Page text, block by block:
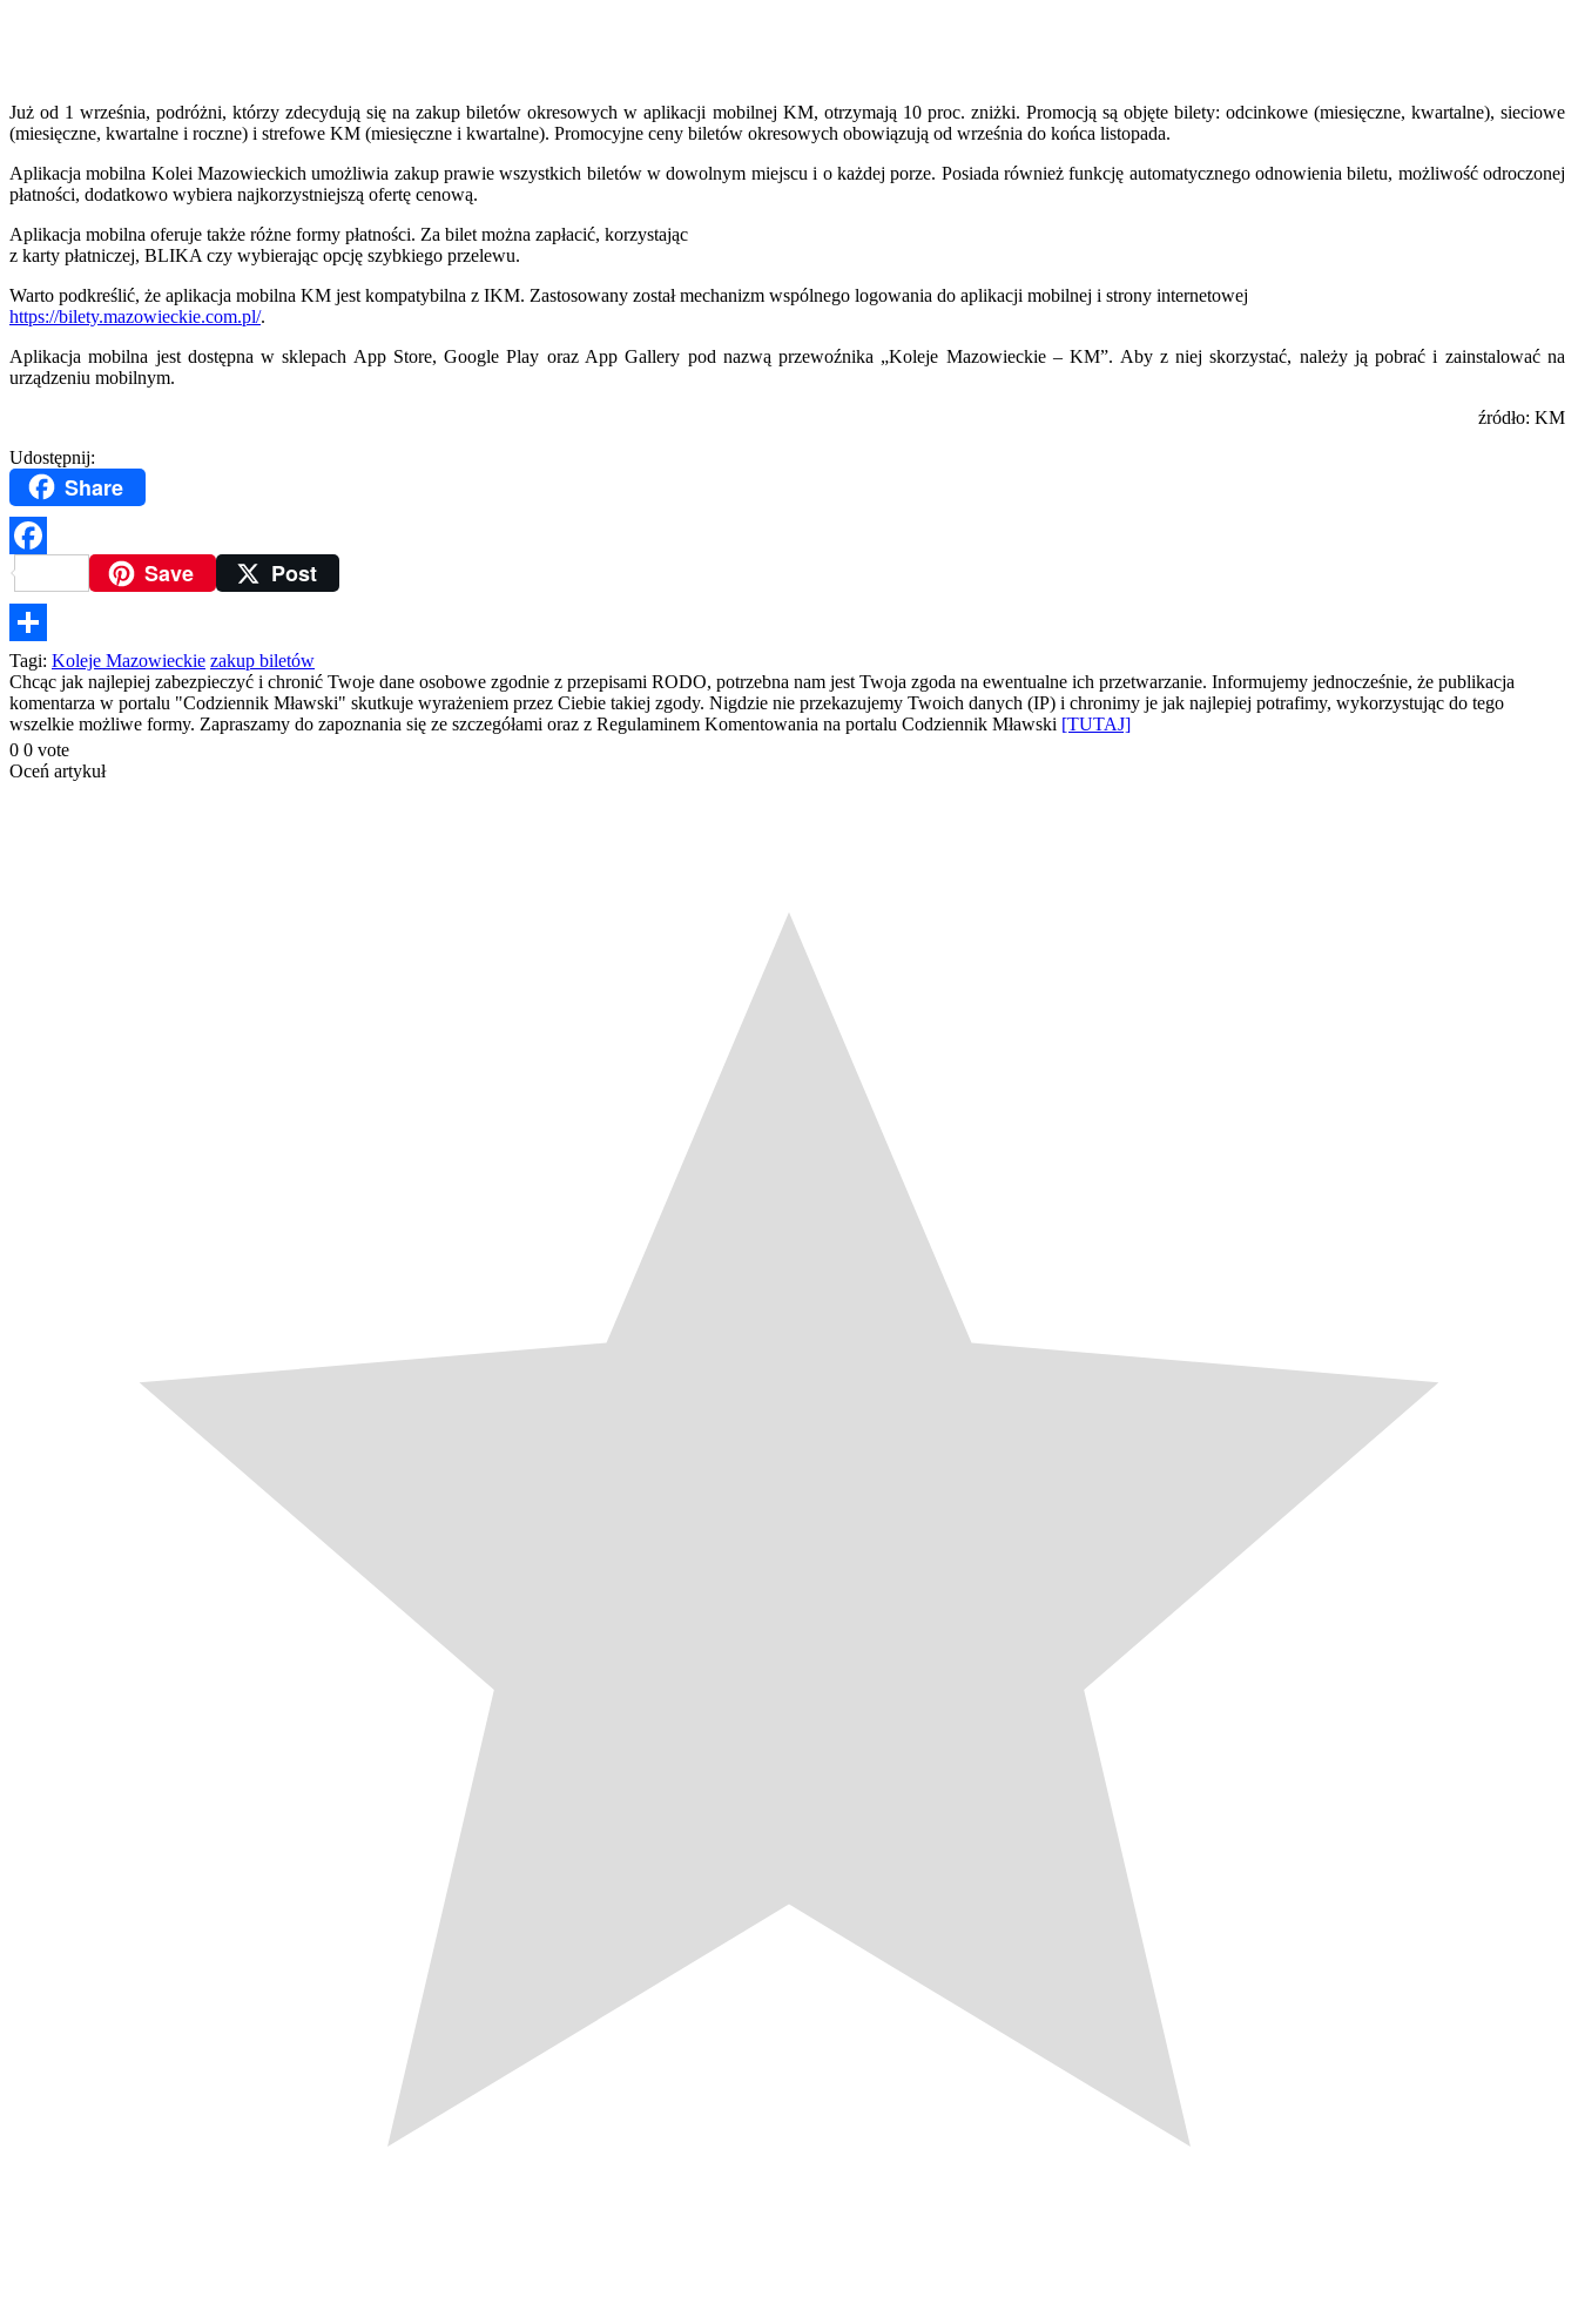
Już od 1 września, podróżni, którzy zdecydują się na zakup biletów okresowych w aplikacji mobilnej KM, otrzymają 10 proc. zniżki. Promocją są objęte bilety: odcinkowe (miesięczne, kwartalne), sieciowe
(miesięczne, kwartalne i roczne) i strefowe KM (miesięczne i kwartalne). Promocyjne ceny biletów okresowych obowiązują od września do końca listopada.
Aplikacja mobilna Kolei Mazowieckich umożliwia zakup prawie wszystkich biletów w dowolnym miejscu i o każdej porze. Posiada również funkcję automatycznego odnowienia biletu, możliwość odroczonej
płatności, dodatkowo wybiera najkorzystniejszą ofertę cenową.
Aplikacja mobilna oferuje także różne formy płatności. Za bilet można zapłacić, korzystając
z karty płatniczej, BLIKA czy wybierając opcję szybkiego przelewu.
Warto podkreślić, że aplikacja mobilna KM jest kompatybilna z IKM. Zastosowany został mechanizm wspólnego logowania do aplikacji mobilnej i strony internetowej
https://bilety.mazowieckie.com.pl/.
Aplikacja mobilna jest dostępna w sklepach App Store, Google Play oraz App Gallery pod nazwą przewoźnika „Koleje Mazowieckie – KM”. Aby z niej skorzystać, należy ją pobrać i zainstalować na
urządzeniu mobilnym.
źródło: KM
Udostępnij:
Share
FacebookSave Post
Podziel
się
Tagi: Koleje Mazowieckie zakup biletów
Chcąc jak najlepiej zabezpieczyć i chronić Twoje dane osobowe zgodnie z przepisami RODO, potrzebna nam jest Twoja zgoda na ewentualne ich przetwarzanie. Informujemy jednocześnie, że publikacja
komentarza w portalu "Codziennik Mławski" skutkuje wyrażeniem przez Ciebie takiej zgody. Nigdzie nie przekazujemy Twoich danych (IP) i chronimy je jak najlepiej potrafimy, wykorzystując do tego
wszelkie możliwe formy. Zapraszamy do zapoznania się ze szczegółami oraz z Regulaminem Komentowania na portalu Codziennik Mławski [TUTAJ]
0 0 vote
Oceń artykuł